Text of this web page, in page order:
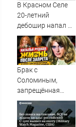
В Красном Селе
20-летний
дебошир напал на
сотрудников
скорой
Брак с
Соломиным,
запрещённая
«Осень» и зять
Чубайс: как
сейчас живёт